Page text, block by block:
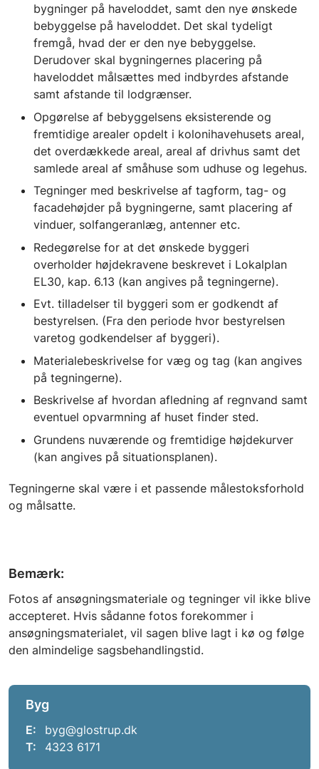
bygninger på haveloddet, samt den nye ønskede
bebyggelse på haveloddet. Det skal tydeligt
fremgå, hvad der er den nye bebyggelse.
Derudover skal bygningernes placering på
haveloddet målsættes med indbyrdes afstande
samt afstande til lodgrænser.
Opgørelse af bebyggelsens eksisterende og
fremtidige arealer opdelt i kolonihavehusets areal,
det overdækkede areal, areal af drivhus samt det
samlede areal af småhuse som udhuse og legehus.
Tegninger med beskrivelse af tagform, tag- og
facadehøjder på bygningerne, samt placering af
vinduer, solfangeranlæg, antenner etc.
Redegørelse for at det ønskede byggeri
overholder højdekravene beskrevet i Lokalplan
EL30, kap. 6.13 (kan angives på tegningerne).
Evt. tilladelser til byggeri som er godkendt af
bestyrelsen. (Fra den periode hvor bestyrelsen
varetog godkendelser af byggeri).
Materialebeskrivelse for væg og tag (kan angives
på tegningerne).
Beskrivelse af hvordan afledning af regnvand samt
eventuel opvarmning af huset finder sted.
Grundens nuværende og fremtidige højdekurver
(kan angives på situationsplanen).
Tegningerne skal være i et passende målestoksforhold
og målsatte.
Bemærk:
Fotos af ansøgningsmateriale og tegninger vil ikke blive
accepteret. Hvis sådanne fotos forekommer i
ansøgningsmaterialet, vil sagen blive lagt i kø og følge
den almindelige sagsbehandlingstid.
Byg
E:
byg@glostrup.dk
T:
4323 6171